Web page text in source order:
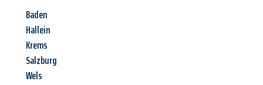
Baden
Hallein
Krems
Salzburg
Wels